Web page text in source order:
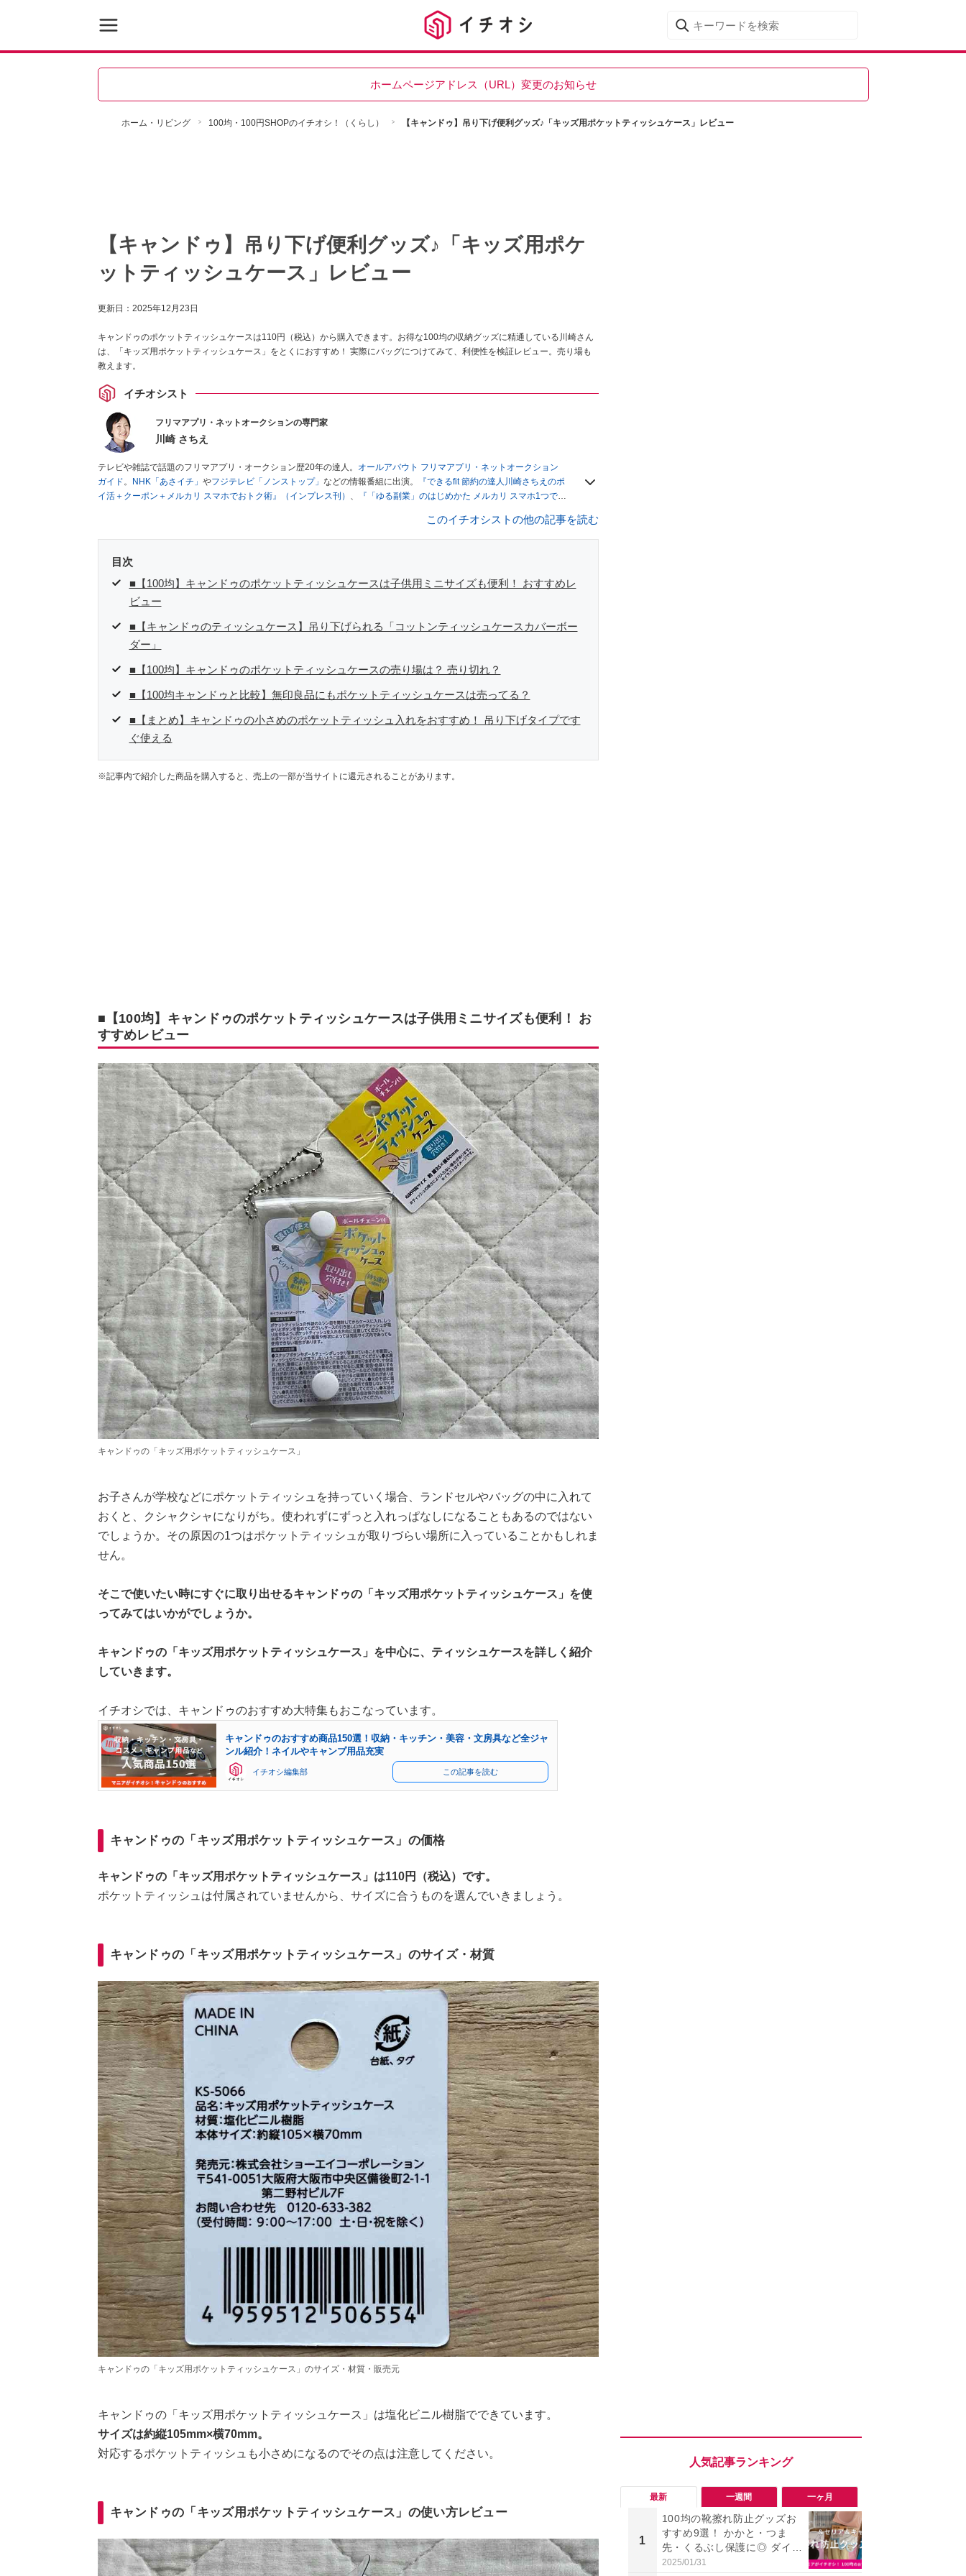
ホームページアドレス（URL）変更のお知らせ
ホーム・リビング 100均・100円SHOPのイチオシ！（くらし） 【キャンドゥ】吊り下げ便利グッズ♪「キッズ用ポケットティッシュケース」レビュー
【キャンドゥ】吊り下げ便利グッズ♪「キッズ用ポケ
ットティッシュケース」レビュー
更新日： 2025年12月23日
キャンドゥのポケットティッシュケースは110円（税込）から購入できます。お得な100均の収納グッズに精通している川崎さん
は、「キッズ用ポケットティッシュケース」をとくにおすすめ！ 実際にバッグにつけてみて、利便性を検証レビュー。売り場も
教えます。
イチオシスト
フリマアプリ・ネットオークションの専門家
川崎 さちえ
テレビや雑誌で話題のフリマアプリ・オークション歴20年の達人。
オールアバウト フリマアプリ・ネットオークション
ガイド。 NHK「あさイチ」 やフジテレビ「ノンストップ」 などの情報番組に出演。
『できるfit 節約の達人川崎さちえのポ
イ活＋クーポン＋メルカリ スマホでおトク術』（インプレス刊） 、
『「ゆる副業」のはじめかた メルカリ スマホ1つでス
■経歴：2003年、夫が子育てをするために、突然会社を辞める。翌月からの給料が０円になり、家にいながら、しかも空
いた時間でできるオークションに目をつける。しかし、取引の仕方がわからずに、まずは落札者として参加。その後、出
を生活の一部に取り入れるべく、「ネットオークションやフリマアプリは生活のインフラになる」という考えを持つ。ま
た消費税増税の社会においては、ネットオークションやフリマアプリが家計の救世主になりえると考え、業者とは違う視
点でユーザーとして参加中。
このイチオシストの他の記事を読む
目次
■【100均】キャンドゥのポケットティッシュケースは子供用ミニサイズも便利！ おすすめレ
ビュー
■【キャンドゥのティッシュケース】吊り下げられる「コットンティッシュケースカバーボー
ダー」
■【100均】キャンドゥのポケットティッシュケースの売り場は？ 売り切れ？
■【100均キャンドゥと比較】無印良品にもポケットティッシュケースは売ってる？
■【まとめ】キャンドゥの小さめのポケットティッシュ入れをおすすめ！ 吊り下げタイプです
ぐ使える
※記事内で紹介した商品を購入すると、売上の一部が当サイトに還元されることがあります。
■【100均】キャンドゥのポケットティッシュケースは子供用ミニサイズも便利！ お
すすめレビュー
キャンドゥの「キッズ用ポケットティッシュケース」
お子さんが学校などにポケットティッシュを持っていく場合、ランドセルやバッグの中に入れて
おくと、クシャクシャになりがち。使われずにずっと入れっぱなしになることもあるのではない
でしょうか。その原因の1つはポケットティッシュが取りづらい場所に入っていることかもしれま
せん。
そこで使いたい時にすぐに取り出せるキャンドゥの「キッズ用ポケットティッシュケース」を使
ってみてはいかがでしょうか。
キャンドゥの「キッズ用ポケットティッシュケース」を中心に、ティッシュケースを詳しく紹介
していきます。
イチオシでは、キャンドゥのおすすめ大特集もおこなっています。
キャンドゥのおすすめ商品150選！収納・キッチン・美容・文房具など全ジャ
ンル紹介！ネイルやキャンプ用品充実
イチオシ編集部 この記事を読む
キャンドゥの「キッズ用ポケットティッシュケース」の価格
キャンドゥの「キッズ用ポケットティッシュケース」は110円（税込）です。
ポケットティッシュは付属されていませんから、サイズに合うものを選んでいきましょう。
キャンドゥの「キッズ用ポケットティッシュケース」のサイズ・材質
キャンドゥの「キッズ用ポケットティッシュケース」のサイズ・材質・販売元
キャンドゥの「キッズ用ポケットティッシュケース」は塩化ビニル樹脂でできています。
サイズは約縦105mm×横70mm。
対応するポケットティッシュも小さめになるのでその点は注意してください。
キャンドゥの「キッズ用ポケットティッシュケース」の使い方レビュー
最新 一週間 一ヶ月
1
100均の靴擦れ防止グッズお
すすめ9選！ かかと・つま
先・くるぶし保護に◎ ダイソ
ー・セリア・キャンドゥ
2025/01/31